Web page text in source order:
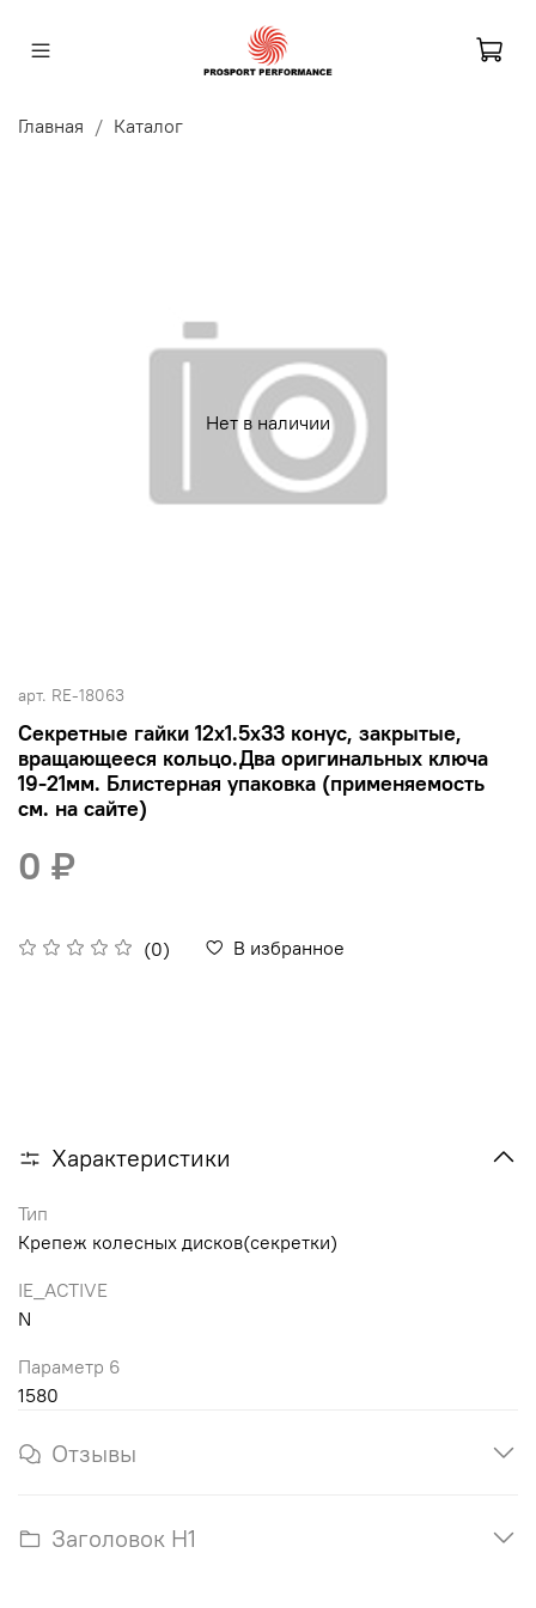
Главная Каталог
Нет в наличии
арт. RE-18063
Секретные гайки 12х1.5x33 конус, закрытые,
вращающееся кольцо.Два оригинальных ключа
19-21мм. Блистерная упаковка (применяемость
см. на сайте)
(0) В избранное
0 ₽
Характеристики
Тип
Крепеж колесных дисков(секретки)
IE_ACTIVE
N
Параметр 6
1580
Отзывы
Заголовок H1